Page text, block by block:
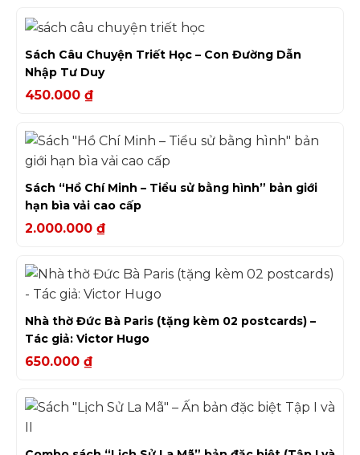
Sách Câu Chuyện Triết Học – Con Đường Dẫn
Nhập Tư Duy
450.000 ₫
Sách “Hồ Chí Minh – Tiểu sử bằng hình” bản giới
hạn bìa vải cao cấp
2.000.000 ₫
Nhà thờ Đức Bà Paris (tặng kèm 02 postcards) –
Tác giả: Victor Hugo
650.000 ₫